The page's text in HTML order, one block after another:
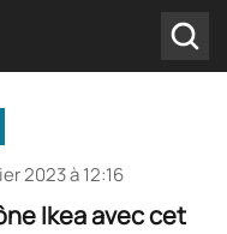
2023 à 12:16
Ikea avec cet